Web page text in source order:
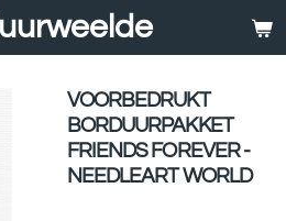
VOORBEDRUKT
BORDUURPAKKET
FRIENDS FOREVER -
NEEDLEART WORLD